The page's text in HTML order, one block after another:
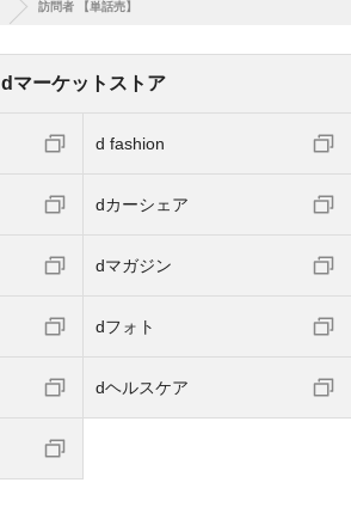
訪問者 【単話売】
dマーケットストア
d fashion
dカーシェア
dマガジン
dフォト
dヘルスケア